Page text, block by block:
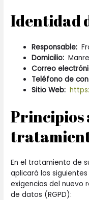
Identidad
Responsable:
Domicilio:
Correo
Teléfono de
Sitio Web:
Principios
En el tratamiento de
aplicará los
exigencias del nuevo
de datos (RGPD):